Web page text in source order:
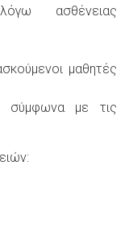
ασθένειας
μαθητές
σύμφωνα με τις